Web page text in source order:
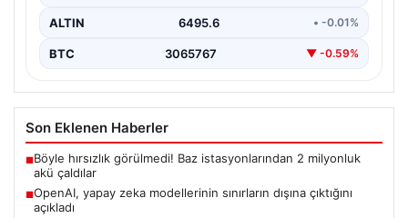
ALTIN 6495.6 • -0.01%
BTC 3065767 ▼ -0.59%
Son Eklenen Haberler
■Böyle hırsızlık görülmedi! Baz istasyonlarından 2 milyonluk
akü çaldılar
■OpenAI, yapay zeka modellerinin sınırların dışına çıktığını
açıkladı